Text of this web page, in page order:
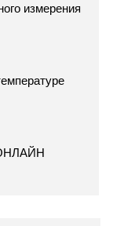
измерения